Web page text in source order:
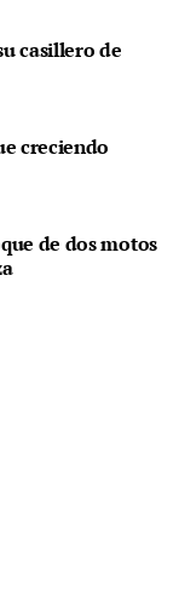
casillero de
creciendo
de dos motos